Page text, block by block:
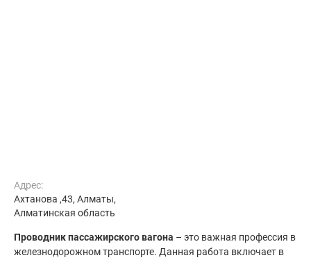
Адрес:
Ахтанова ,43, Алматы,
Алматинская область
Проводник пассажирского вагона – это важная профессия в
железнодорожном транспорте. Данная работа включает в